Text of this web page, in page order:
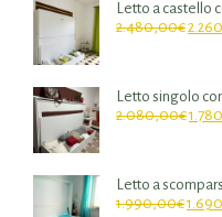
Letto a castello
2.480,00€
Letto singolo
2.080,00€
Letto a
1.990,00€